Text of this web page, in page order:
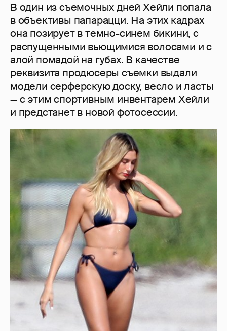
В один из съемочных дней Хейли попала
в объективы папарацци. На этих кадрах
она позирует в темно-синем бикини, с
распущенными вьющимися волосами и с
алой помадой на губах. В качестве
реквизита продюсеры съемки выдали
модели серферскую доску, весло и ласты
— с этим спортивным инвентарем Хейли
и предстанет в новой фотосессии.